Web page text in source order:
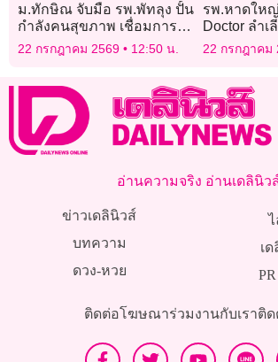
ม.ทักษิณ จับมือ รพ.พัทลุง ปั้น
กำลังคนสุขภาพ เชื่อมการ
เรียนรู้สู่สนามจริง
22 กรกฎาคม 2569 12:50 น.
รพ.หาดให
Doctor ลำ
ก๊าซคาร์บอ
อากาศ ส่งต่
22 กรกฎาคม
อ่านความจริง อ่านเดลินิว
ข่าวเดลินิวส์
บทความ
ดวง-หวย
เ
ติดต่อโฆษณาร่วมงานกับเราติด